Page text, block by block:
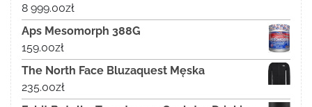
8 999.00zł
Aps Mesomorph 388G
159.00zł
The North Face Bluzaquest Męska
235.00zł